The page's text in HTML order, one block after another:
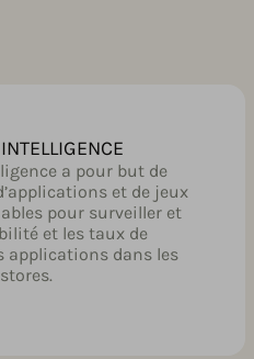
a pour but de
et de jeux
pour surveiller et
et les taux de
applications dans les